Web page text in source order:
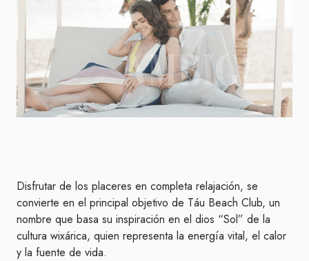
Disfrutar de los placeres en completa relajación, se
convierte en el principal objetivo de Táu Beach Club, un
nombre que basa su inspiración en el dios “Sol” de la
cultura wixárica, quien representa la energía vital, el calor
y la fuente de vida.